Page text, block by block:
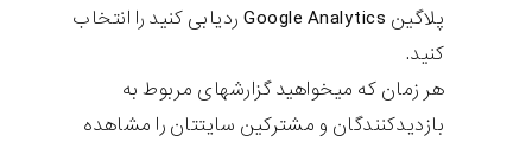
پلاگین Google Analytics ردیابی کنید را انتخاب
کنید.
هر زمان که میخواهید گزارشهای مربوط به
بازدیدکنندگان و مشترکین سایتتان را مشاهده